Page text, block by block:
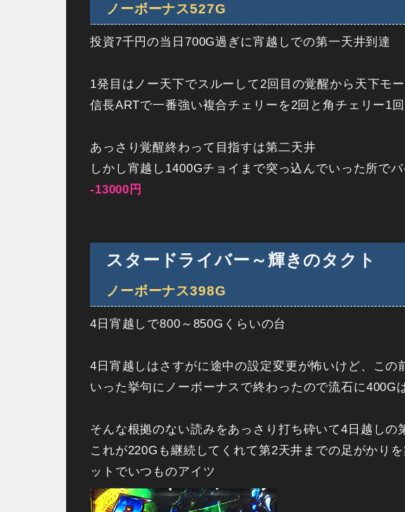
ノーボーナス527G
投資7千円の当日700G過ぎに宵越しでの第一天井到達
1発目はノー天下でスルーして2回目の覚醒から天下モ
信長ARTで一番強い複合チェリーを2回と角チェリー1
あっさり覚醒終わって目指すは第二天井
しかし宵越し1400Gチョイまで突っ込んでいった所でバ
-13000円
スタードライバー～輝きのタクト
ノーボーナス398G
4日宵越しで800～850Gくらいの台
4日宵越しはさすがに途中の設定変更が怖いけど、こ
いった挙句にノーボーナスで終わったので流石に400G
そんな根拠のない読みをあっさり打ち砕いて4日越しの
これが220Gも継続してくれて第2天井までの足がかり
ットでいつものアイツ